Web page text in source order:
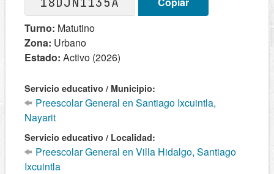
Turno: Matutino
Zona: Urbano
Estado: Activo (2026)
Servicio educativo / Municipio:
Preescolar General en Santiago Ixcuintla,
Nayarit
Servicio educativo / Localidad:
Preescolar General en Villa Hidalgo, Santiago
Ixcuintla